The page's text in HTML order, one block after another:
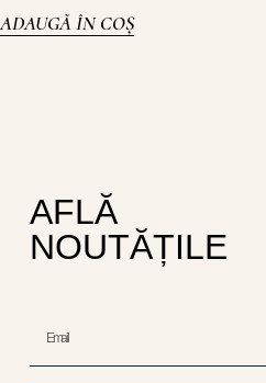
ADAUGĂ ÎN COȘ
AFLĂ
NOUTĂȚILE